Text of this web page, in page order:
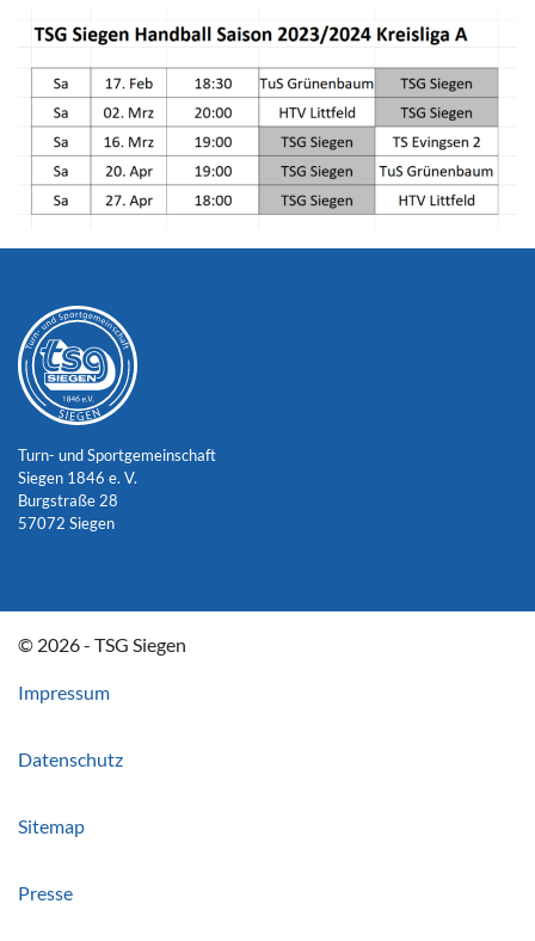
Turn- und Sportgemeinschaft
Siegen 1846 e. V.
Burgstraße 28
57072 Siegen
© 2026 - TSG Siegen
Impressum
Datenschutz
Sitemap
Presse